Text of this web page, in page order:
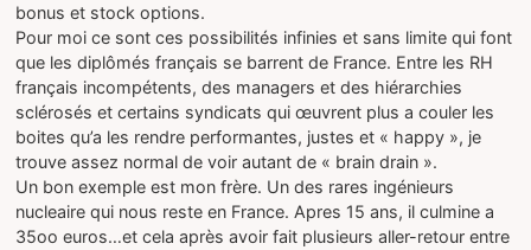
bonus et stock options.
Pour moi ce sont ces possibilités infinies et sans limite qui font
que les diplômés français se barrent de France. Entre les RH
français incompétents, des managers et des hiérarchies
sclérosés et certains syndicats qui œuvrent plus a couler les
boites qu’a les rendre performantes, justes et « happy », je
trouve assez normal de voir autant de « brain drain ».
Un bon exemple est mon frère. Un des rares ingénieurs
nucleaire qui nous reste en France. Apres 15 ans, il culmine a
35oo euros…et cela après avoir fait plusieurs aller-retour entre